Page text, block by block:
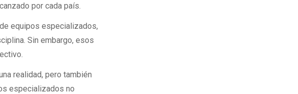
por cada país.
equipos especializados,
Sin embargo, esos
realidad, pero también
especializados no